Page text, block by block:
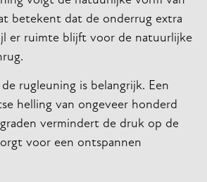
betekent dat de onderrug extra
er ruimte blijft voor de natuurlijke
rugleuning is belangrijk. Een
helling van ongeveer honderd
vermindert de druk op de
voor een ontspannen